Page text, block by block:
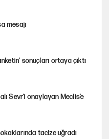
mesajı
sonuçları ortaya çıktı
Sevr’i onaylayan Meclis’e
tacize uğradı